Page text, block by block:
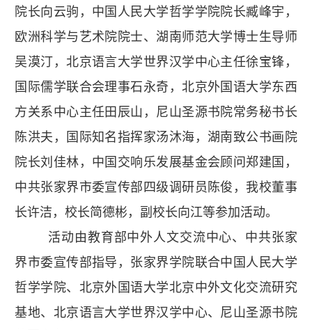
院长向云驹，中国人民大学哲学学院院长臧峰宇，
欧洲科学与艺术院院士、湖南师范大学博士生导师
吴漠汀，北京语言大学世界汉学中心主任徐宝锋，
国际儒学联合会理事石永奇，北京外国语大学东西
方关系中心主任田辰山，尼山圣源书院常务秘书长
陈洪夫，国际知名指挥家汤沐海，湖南致公书画院
院长刘佳林，中国交响乐发展基金会顾问郑建国，
中共张家界市委宣传部四级调研员陈俊，我校董事
长许洁，校长简德彬，副校长向江等参加活动。
活动由教育部中外人文交流中心、中共张家
界市委宣传部指导，张家界学院联合中国人民大学
哲学学院、北京外国语大学北京中外文化交流研究
基地、北京语言大学世界汉学中心、尼山圣源书院